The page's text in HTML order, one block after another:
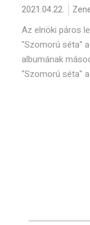
2021.04.22.
Az elnöki páros
"Szomorú séta"
albumának
"Szomorú séta"